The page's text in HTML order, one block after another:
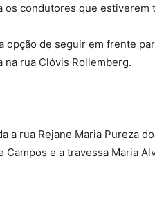
os condutores que estiverem
de seguir em frente
na rua Clóvis Rollemberg.
a rua Rejane Maria Pureza
e a travessa Maria